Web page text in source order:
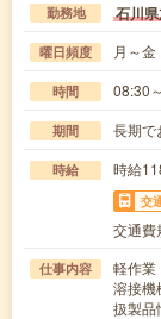
勤務地 石川
曜日頻度 月～金
時間 08:30
期間 長期で
時給 時給
交
交通費
仕事内容
軽作業
溶接機
扱製